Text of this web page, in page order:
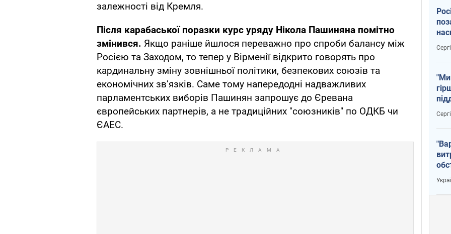
залежності від Кремля.
Після карабаської поразки курс уряду Нікола Пашиняна помітно
змінився. Якщо раніше йшлося переважно про спроби балансу між
Росією та Заходом, то тепер у Вірменії відкрито говорять про
кардинальну зміну зовнішньої політики, безпекових союзів та
економічних зв’язків. Саме тому напередодні надважливих
парламентських виборів Пашинян запрошує до Єревана
європейських партнерів, а не традиційних "союзників" по ОДКБ чи
ЄАЕС.
"Ми